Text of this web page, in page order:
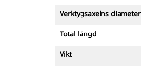
Verktygsaxelns diameter
Total längd
Vikt